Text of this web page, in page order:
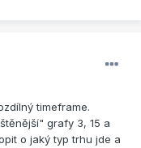
timeframe.
grafy 3, 15 a
o jaký typ trhu jde a